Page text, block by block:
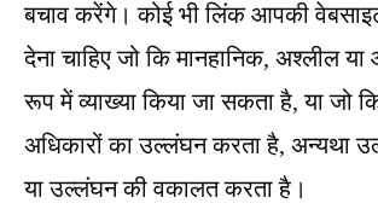
बचाव करेंगे। कोई भी लिंक आपकी
देना चाहिए जो कि मानहानिक, अश्लील
रूप में व्याख्या किया जा सकता है, या जो
अधिकारों का उल्लंघन करता है, अन्यथा
या उल्लंघन की वकालत करता है।